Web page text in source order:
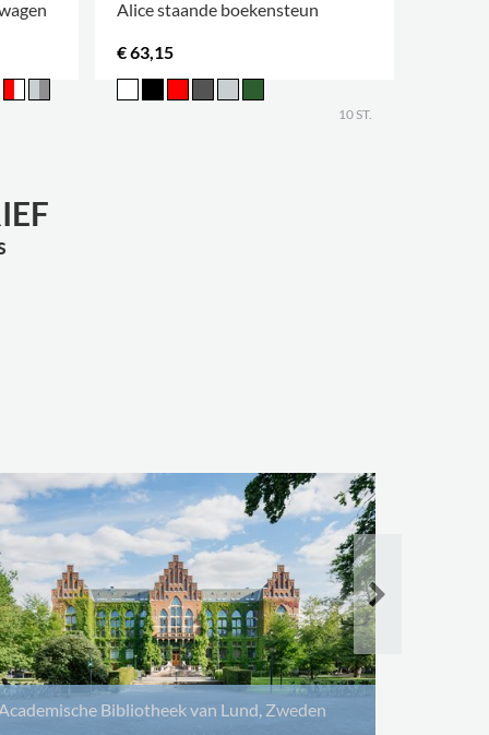
Alice staande boekensteun
€ 63,15
10 ST.
Bibliotheek van Lund, Zweden